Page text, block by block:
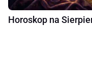
Horoskop na